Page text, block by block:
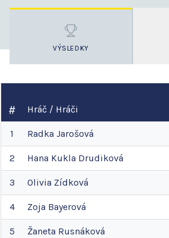
VÝSLEDKY
Hráč / Hráči
1 Radka Jarošová
2 Hana Kukla Drudiková
3 Olivia Zídková
4 Zoja Bayerová
5 Žaneta Rusnáková